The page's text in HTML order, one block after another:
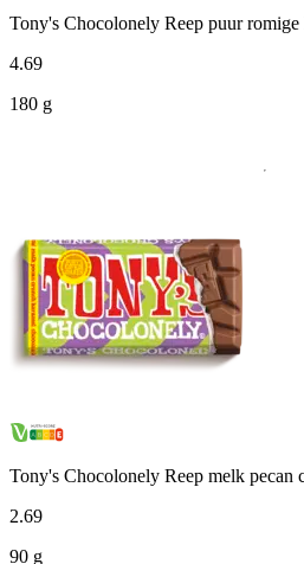
Tony's Chocolonely Reep puur romige
4.69
180 g
Tony's Chocolonely Reep melk pecan
2.69
90 g